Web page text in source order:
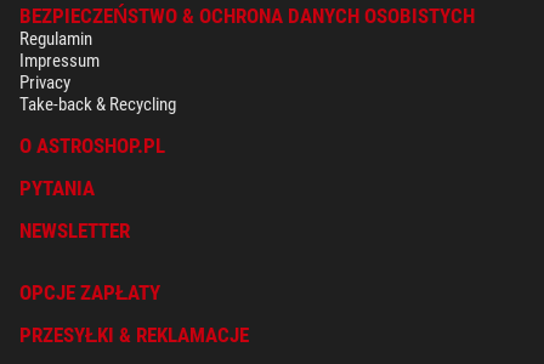
BEZPIECZEŃSTWO & OCHRONA DANYCH OSOBISTYCH
Regulamin
Impressum
Privacy
Take-back & Recycling
O ASTROSHOP.PL
PYTANIA
NEWSLETTER
OPCJE ZAPŁATY
PRZESYŁKI & REKLAMACJE